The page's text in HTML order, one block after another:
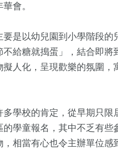
會。
是以幼兒園到小學階段的
給糖就搗蛋」，結合即將
人化，呈現歡樂的氛圍，
學校的肯定，從早期只限
學童報名，其中不乏有些
相當有心也令主辦單位感
交
1628+ 328+